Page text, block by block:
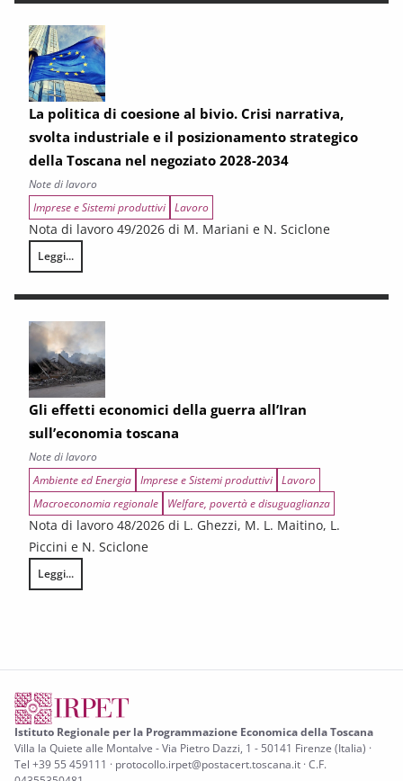
La politica di coesione al bivio. Crisi narrativa,
svolta industriale e il posizionamento strategico
della Toscana nel negoziato 2028-2034
Note di lavoro
Imprese e Sistemi produttivi Lavoro
Nota di lavoro 49/2026 di M. Mariani e N. Sciclone
Leggi...
La politica di coesione al bivio. Crisi narrativa, svolta industriale e il
Gli effetti economici della guerra all’Iran
sull’economia toscana
Note di lavoro
Ambiente ed Energia Imprese e Sistemi produttivi Lavoro
Macroeconomia regionale
Welfare, povertà e disuguaglianza
Nota di lavoro 48/2026 di L. Ghezzi, M. L. Maitino, L.
Piccini e N. Sciclone
Leggi...
Gli effetti economici della guerra all’Iran sull’economia toscana
Istituto Regionale per la Programmazione Economica della Toscana
Villa la Quiete alle Montalve - Via Pietro Dazzi, 1 - 50141 Firenze (Italia) ·
Tel +39 55 459111 · protocollo.irpet@postacert.toscana.it · C.F.